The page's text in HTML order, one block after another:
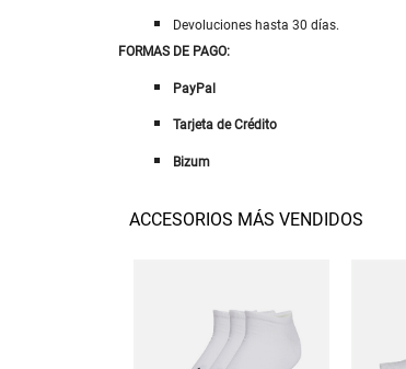
Devoluciones hasta 30 días.
FORMAS DE PAGO:
PayPal
Tarjeta de Crédito
Bizum
ACCESORIOS MÁS VENDIDOS